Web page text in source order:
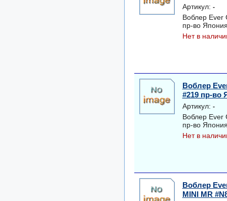
Артикул: -
Воблер Ever
пр-во
Нет в
Воблер
#219 пр-во
Артикул: -
Воблер Ever
пр-во
Нет в
Воблер
MINI MR